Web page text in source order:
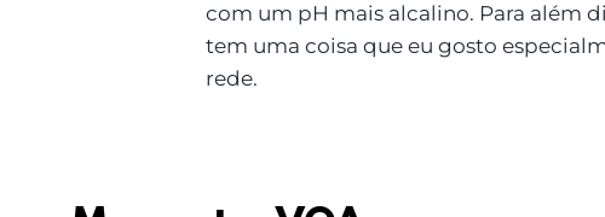
com um pH mais alcalino. Para além
tem uma coisa que eu gosto
rede.